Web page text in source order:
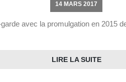
14 MARS 2017
avec la promulgation en 2015
LIRE LA SUITE